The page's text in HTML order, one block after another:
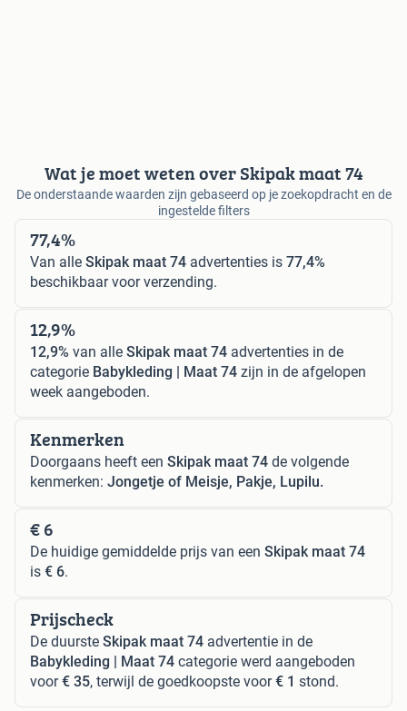
Wat je moet weten over Skipak maat 74
De onderstaande waarden zijn gebaseerd op je zoekopdracht en de
ingestelde filters
77,4%
Van alle Skipak maat 74 advertenties is 77,4%
beschikbaar voor verzending.
12,9%
12,9% van alle Skipak maat 74 advertenties in de
categorie Babykleding | Maat 74 zijn in de afgelopen
week aangeboden.
Kenmerken
Doorgaans heeft een Skipak maat 74 de volgende
kenmerken: Jongetje of Meisje, Pakje, Lupilu.
€ 6
De huidige gemiddelde prijs van een Skipak maat 74
is € 6.
Prijscheck
De duurste Skipak maat 74 advertentie in de
Babykleding | Maat 74 categorie werd aangeboden
voor€ 35, terwijl de goedkoopste voor€ 1 stond.